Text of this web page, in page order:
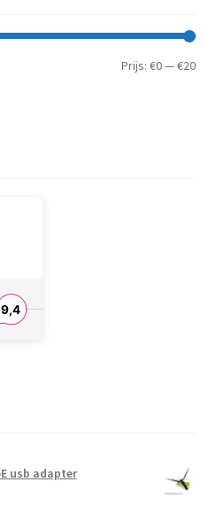
Min.
Prijs:€0—€20
9,4
usb adapter